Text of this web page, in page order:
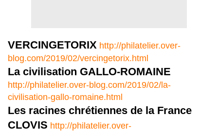
VERCINGETORIX http://philatelier.over-
blog.com/2019/02/vercingetorix.html
La civilisation GALLO-ROMAINE
http://philatelier.over-blog.com/2019/02/la-
civilisation-gallo-romaine.html
Les racines chrétiennes de la France
CLOVIS http://philatelier.over-